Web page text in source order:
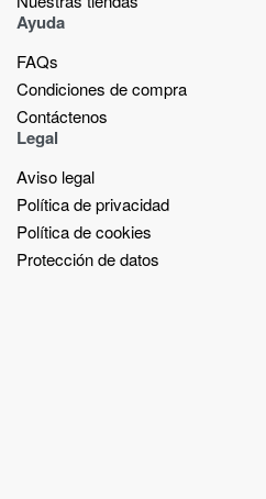
Ayuda
FAQs
Condiciones de compra
Contáctenos
Legal
Aviso legal
Política de privacidad
Política de cookies
Protección de datos